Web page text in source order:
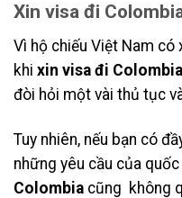
Xin visa đi
Vì hộ chiếu Việt Nam
khi xin visa đi Colombia
đòi hỏi một vài thủ tục
Tuy nhiên, nếu bạn có
những yêu cầu của
Colombia cũng không